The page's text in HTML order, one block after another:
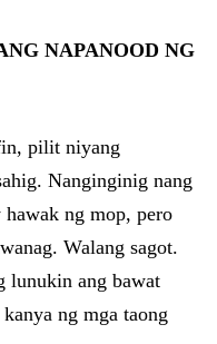
NAPANOOD NG
pilit niyang
Nanginginig nang
hawak ng mop, pero
Walang sagot.
lunukin ang bawat
ng mga taong